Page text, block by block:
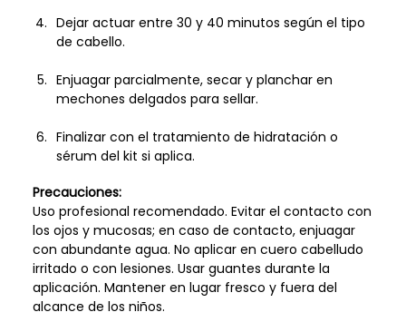
Dejar actuar entre 30 y 40 minutos según el tipo
de cabello.
Enjuagar parcialmente, secar y planchar en
mechones delgados para sellar.
Finalizar con el tratamiento de hidratación o
sérum del kit si aplica.
Precauciones:
Uso profesional recomendado. Evitar el contacto con
los ojos y mucosas; en caso de contacto, enjuagar
con abundante agua. No aplicar en cuero cabelludo
irritado o con lesiones. Usar guantes durante la
aplicación. Mantener en lugar fresco y fuera del
alcance de los niños.